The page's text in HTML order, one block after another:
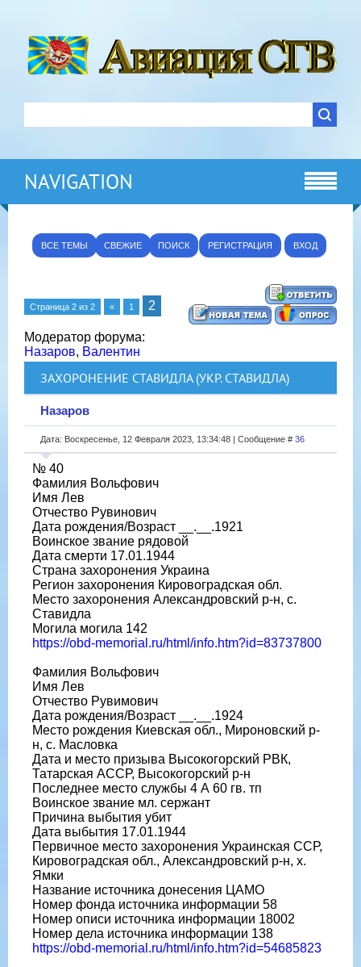
NAVIGATION
ВСЕ ТЕМЫ СВЕЖИЕ ПОИСК РЕГИСТРАЦИЯ ВХОД
Страница 2 из 2 « 1 2
Модератор форума:
Назаров, Валентин
ЗАХОРОНЕНИЕ СТАВИДЛА (УКР. СТАВИДЛА)
Назаров
Дата: Воскресенье, 12 Февраля 2023, 13:34:48 | Сообщение # 36
№ 40
Фамилия Вольфович
Имя Лев
Отчество Рувинович
Дата рождения/Возраст __.__.1921
Воинское звание рядовой
Дата смерти 17.01.1944
Страна захоронения Украина
Регион захоронения Кировоградская обл.
Место захоронения Александровский р-н, с.
Ставидла
Могила могила 142
https://obd-memorial.ru/html/info.htm?id=83737800
Фамилия Вольфович
Имя Лев
Отчество Рувимович
Дата рождения/Возраст __.__.1924
Место рождения Киевская обл., Мироновский р-
н, с. Масловка
Дата и место призыва Высокогорский РВК,
Татарская АССР, Высокогорский р-н
Последнее место службы 4 А 60 гв. тп
Воинское звание мл. сержант
Причина выбытия убит
Дата выбытия 17.01.1944
Первичное место захоронения Украинская ССР,
Кировоградская обл., Александровский р-н, х.
Ямки
Название источника донесения ЦАМО
Номер фонда источника информации 58
Номер описи источника информации 18002
Номер дела источника информации 138
https://obd-memorial.ru/html/info.htm?id=54685823